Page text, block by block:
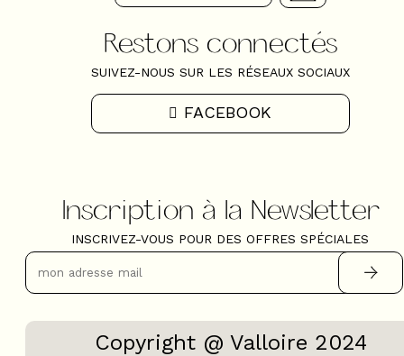
Restons connectés
SUIVEZ-NOUS SUR LES RÉSEAUX SOCIAUX
FACEBOOK
Inscription à la Newsletter
INSCRIVEZ-VOUS POUR DES OFFRES SPÉCIALES
Copyright @ Valloire 2024